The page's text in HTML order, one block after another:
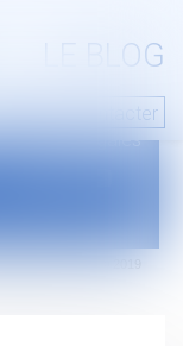
LE BLOG
Nous contacter
Mentions légales